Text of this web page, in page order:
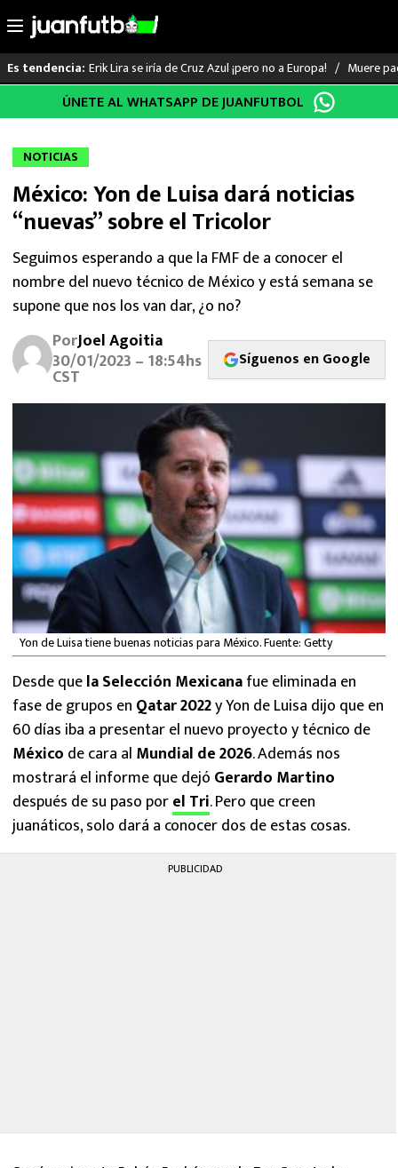
al
Es tendencia: Erik Lira se iría de Cruz Azul ¡pero no a Europa! Muere
LO ÚLTIMO
LIGA MX
RAYADOS
ATLANTE
FUTBOL INTERNACIONAL
MEXICANOS EN EL EXTRANJERO
FUTBOL ESTUFA
FÓRMULA 1
BOXEO
LIGA MX
NFL
ÚNETE AL WHATSAPP DE JUANFUTBOL
NOTICIAS
México: Yon de Luisa dará noticias
“nuevas” sobre el Tricolor
Seguimos esperando a que la FMF de a conocer el
nombre del nuevo técnico de México y está semana se
supone que nos los van dar, ¿o no?
PorJoel Agoitia
30/01/2023 – 18:54hs
CST
Síguenos en Google
Yon de Luisa tiene buenas noticias para México. Fuente: Getty
Desde quela Selección Mexicanafue eliminada en
fase de grupos en Qatar 2022y Yon de Luisa dijo que en
60 días iba a presentar el nuevo proyecto y técnico de
México de cara al Mundial de 2026. Además nos
mostrará el informe que dejó Gerardo Martino
después de su paso porel Tri. Pero que creen
juanáticos, solo dará a conocer dos de estas cosas.
PUBLICIDAD